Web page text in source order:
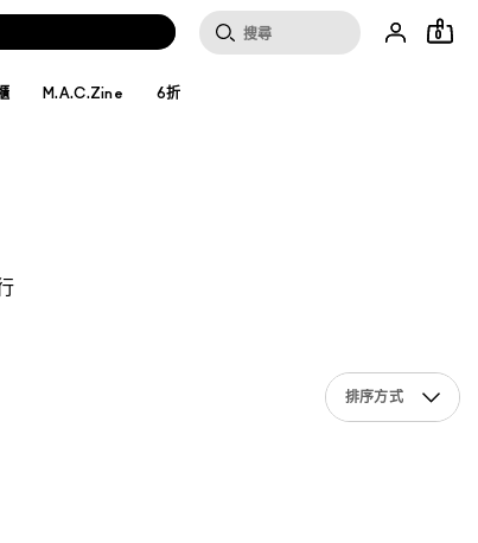
0
M.A.C.Zine 6折
排序方式